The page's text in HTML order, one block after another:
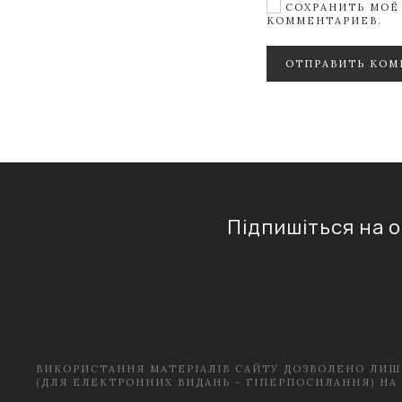
СОХРАНИТЬ МОЁ
КОММЕНТАРИЕВ.
ОТПРАВИТЬ
Підпишіться на
ВИКОРИСТАННЯ МАТЕРІАЛІВ САЙТУ ДОЗВОЛЕНО
(ДЛЯ ЕЛЕКТРОННИХ ВИДАНЬ - ГІПЕРПОСИЛАННЯ) НА